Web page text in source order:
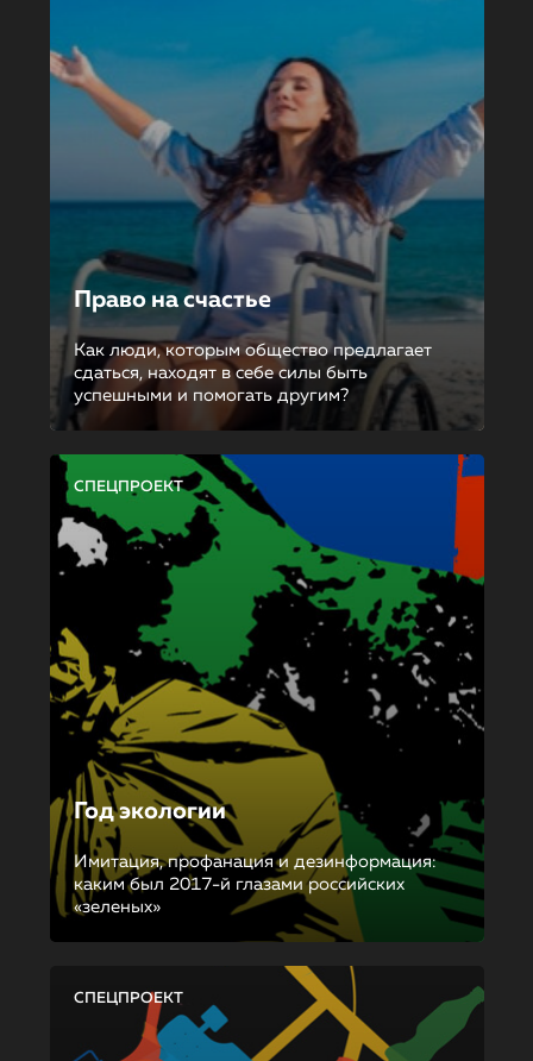
Право на счастье
Как люди, которым общество предлагает
сдаться, находят в себе силы быть
успешными и помогать другим?
СПЕЦПРОЕКТ
Год экологии
Имитация, профанация и дезинформация:
каким был 2017-й глазами российских
«зеленых»
СПЕЦПРОЕКТ